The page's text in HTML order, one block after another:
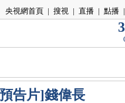
央視網首頁 | 搜視 | 直播 | 點播 |
告片]錢偉長